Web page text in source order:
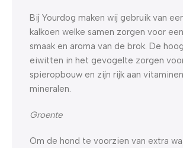
Bij Yourdog maken wij gebruik van
kalkoen welke samen zorgen voor
smaak en aroma van de brok. De
eiwitten in het gevogelte zorgen
spieropbouw en zijn rijk aan
mineralen.
Groente
Om de hond te voorzien van extra